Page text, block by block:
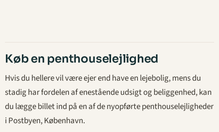
Køb en penthouselejlighed
Hvis du hellere vil være ejer end have en lejebolig, mens du
stadig har fordelen af enestående udsigt og beliggenhed, kan
du lægge billet ind på en af de nyopførte penthouselejligheder
i Postbyen, København.